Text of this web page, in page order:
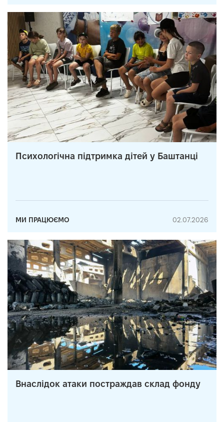
Психологічна підтримка дітей у Баштанці
МИ ПРАЦЮЄМО 02.07.2026
Внаслідок атаки постраждав склад фонду